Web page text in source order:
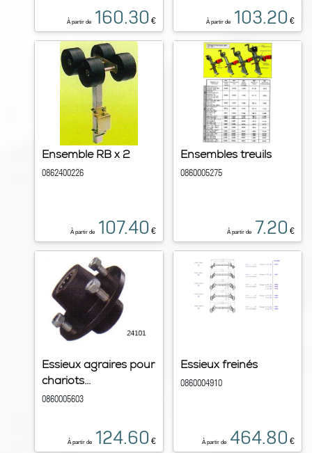
À partir de 160.30 € À partir de 103.20 €
Ensemble RB x 2
0862400226
À partir de 107.40 €
Ensembles treuils
0860005275
À partir de 7.20 €
Essieux agraires pour
chariots...
0860005603
À partir de 124.60 €
Essieux freinés
0860004910
À partir de 464.80 €